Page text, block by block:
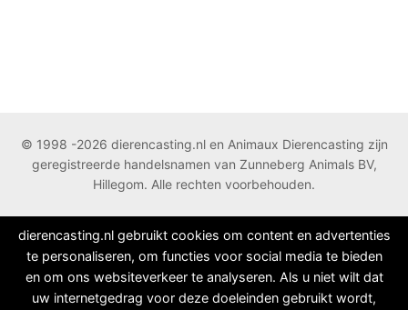
© 1998 -2026 dierencasting.nl en Animaux Dierencasting zijn
geregistreerde handelsnamen van Zunneberg Animals BV,
Hillegom. Alle rechten voorbehouden.
dierencasting.nl gebruikt cookies om content en advertenties
te personaliseren, om functies voor social media te bieden
en om ons websiteverkeer te analyseren. Als u niet wilt dat
uw internetgedrag voor deze doeleinden gebruikt wordt,